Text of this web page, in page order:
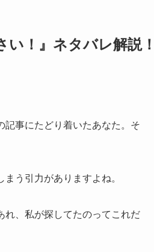
！』ネタバレ解説！
記事にたどり着いたあなた。そ
う引力がありますよね。
れ、私が探してたのってこれだ